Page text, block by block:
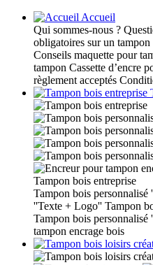
Accueil
Qui sommes-nous ?
obligatoires sur un tampon
Conseils maquette pour
tampon Cassette d’encre
règlement acceptés
Tampon bois entreprise
Tampon bois personnalisé
''Texte + Logo'' Tampon
Tampon bois personnalisé
tampon encrage bois